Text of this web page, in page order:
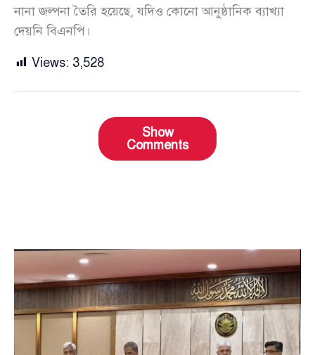
নানা জল্পনা তৈরি হয়েছে, যদিও কোনো আনুষ্ঠানিক ব্যাখ্যা
দেয়নি বিএনপি।
Views: 3,528
Show
Comments